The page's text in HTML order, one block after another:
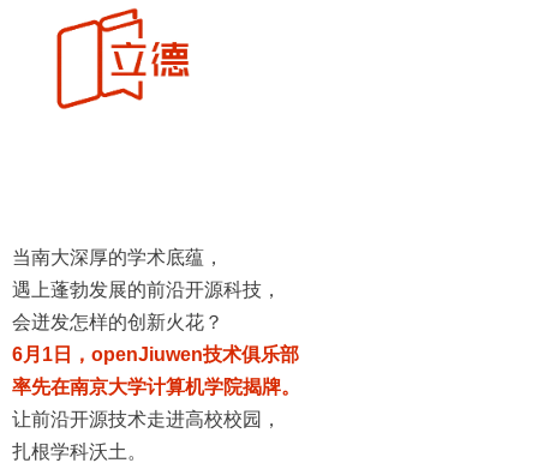
当南大深厚的学术底蕴，
遇上蓬勃发展的前沿开源科技，
会迸发怎样的创新火花？
6月1日， openJiuwen技术俱乐部
率先在南京大学计算机学院揭牌。
让前沿开源技术走进高校校园，
扎根学科沃土。